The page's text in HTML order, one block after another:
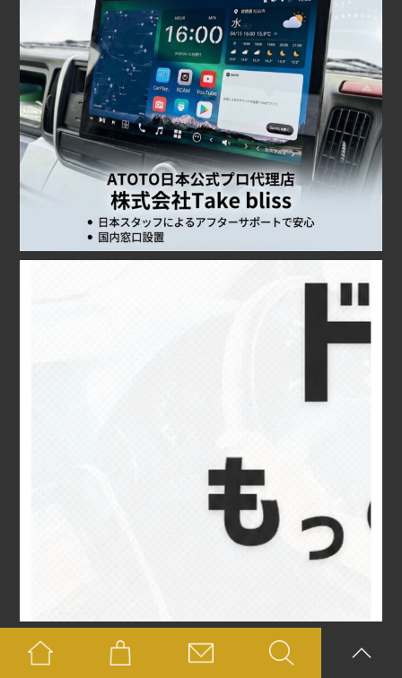
さらに読み込む Instagram でフォロー